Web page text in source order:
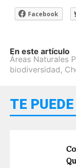
Facebook
En este artículo
Áreas Naturales
biodiversidad,
TE